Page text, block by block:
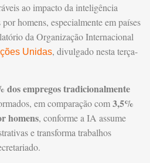
ao impacto da inteligência
homens, especialmente em países
da Organização Internacional
Unidas, divulgado nesta terça-
dos empregos tradicionalmente
em comparação com3,5%
homens, conforme a IA assume
e transforma trabalhos